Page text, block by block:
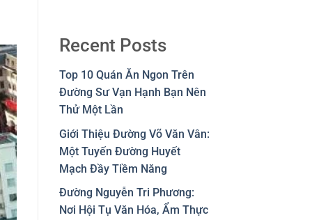
Recent Posts
Top 10 Quán Ăn Ngon Trên
Đường Sư Vạn Hạnh Bạn Nên
Thử Một Lần
Giới Thiệu Đường Võ Văn Vân:
Một Tuyến Đường Huyết
Mạch Đầy Tiềm Năng
Đường Nguyễn Tri Phương:
Nơi Hội Tụ Văn Hóa, Ẩm Thực